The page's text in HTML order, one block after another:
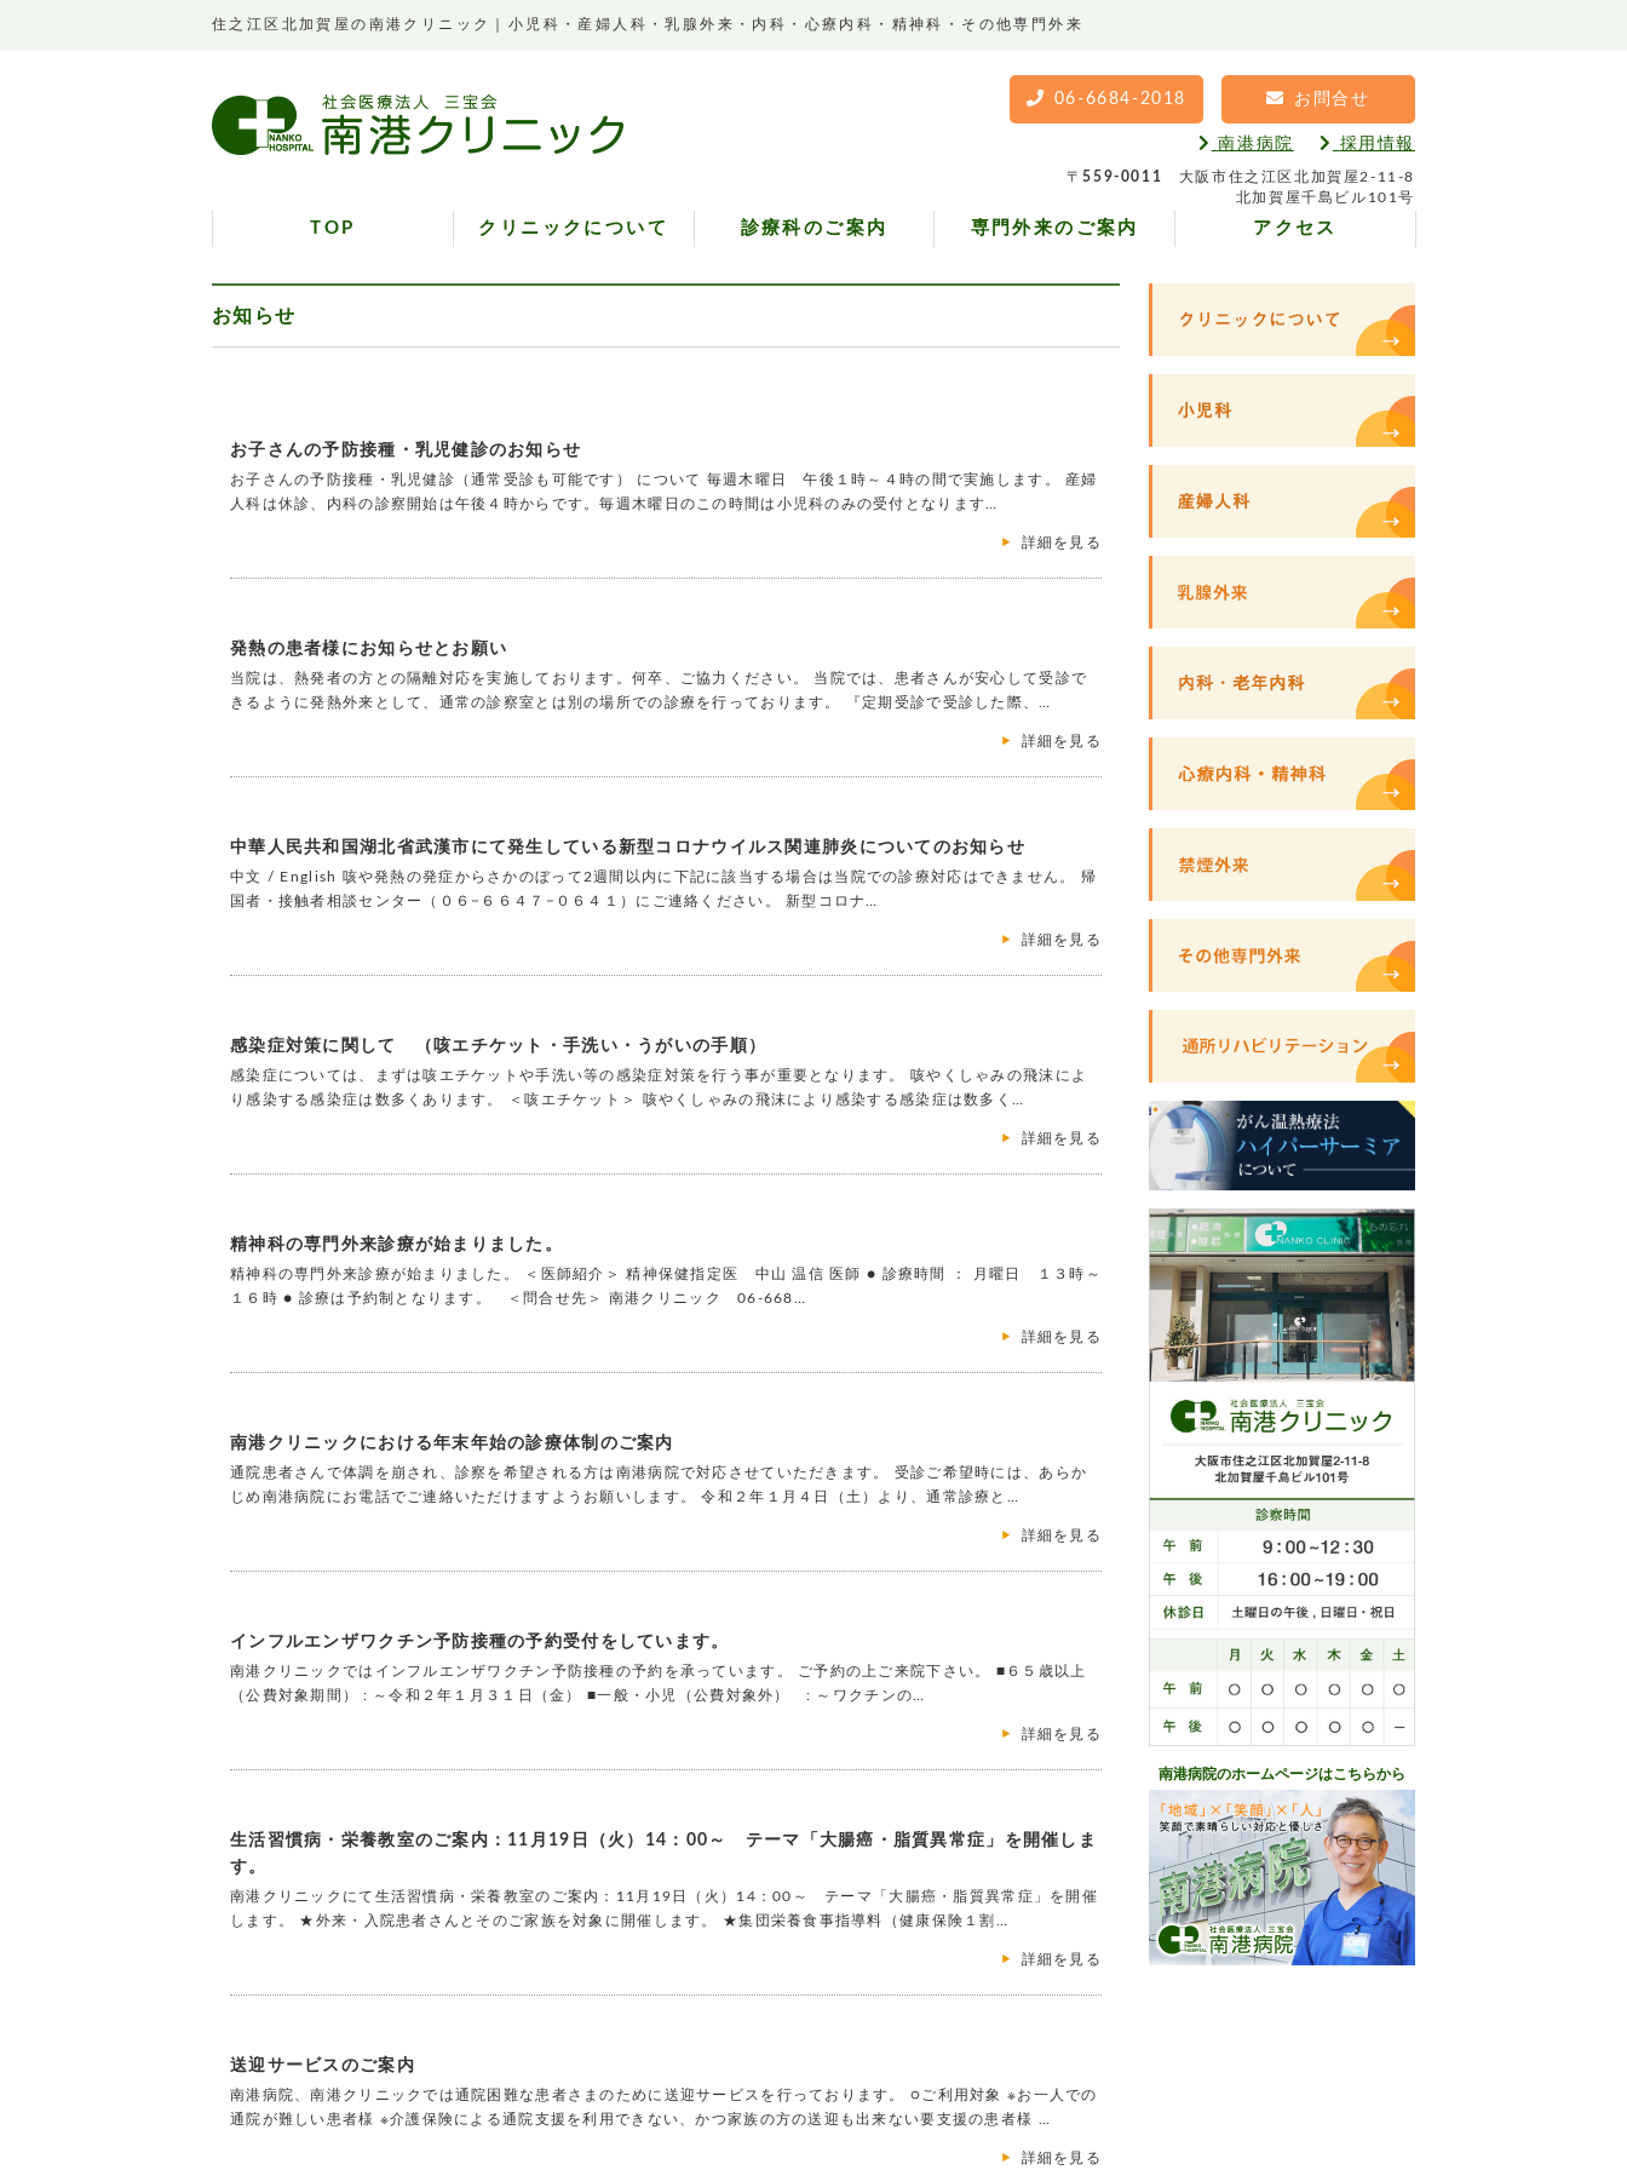
住之江区北加賀屋の南港クリニック｜小児科・産婦人科・乳腺外来・内科・心療内科・精神科・その他専門外来
06-6684-2018 お問合せ
南港病院 採用情報
〒559-0011
大阪市住之江区北加賀屋2-11-8
北加賀屋千島ビル101号
TOP クリニックについて 診療科のご案内 専門外来のご案内 アクセス
お知らせ
お子さんの予防接種・乳児健診のお知らせ
お子さんの予防接種・乳児健診（通常受診も可能です） について 毎週木曜日 午後１時～４時の間で実施します。 産婦
人科は休診、内科の診察開始は午後４時からです。毎週木曜日のこの時間は小児科のみの受付となります…
詳細を見る
発熱の患者様にお知らせとお願い
当院は、熱発者の方との隔離対応を実施しております。何卒、ご協力ください。 当院では、患者さんが安心して受診で
きるように発熱外来として、通常の診察室とは別の場所での診療を行っております。 『定期受診で受診した際、…
詳細を見る
中華人民共和国湖北省武漢市にて発生している新型コロナウイルス関連肺炎についてのお知らせ
中文 / English 咳や発熱の発症からさかのぼって2週間以内に下記に該当する場合は当院での診療対応はできません。 帰
国者・接触者相談センター（０６−６６４７−０６４１）にご連絡ください。 新型コロナ…
詳細を見る
感染症対策に関して （咳エチケット・手洗い・うがいの手順）
感染症については、まずは咳エチケットや手洗い等の感染症対策を行う事が重要となります。 咳やくしゃみの飛沫によ
り感染する感染症は数多くあります。 ＜咳エチケット＞ 咳やくしゃみの飛沫により感染する感染症は数多く…
詳細を見る
精神科の専門外来診療が始まりました。
精神科の専門外来診療が始まりました。 ＜医師紹介＞ 精神保健指定医 中山 温信 医師 ● 診療時間 ： 月曜日 １３時～
１６時 ● 診療は予約制となります。 ＜問合せ先＞ 南港クリニック 06-668…
詳細を見る
南港クリニックにおける年末年始の診療体制のご案内
通院患者さんで体調を崩され、診察を希望される方は南港病院で対応させていただきます。 受診ご希望時には、あらか
じめ南港病院にお電話でご連絡いただけますようお願いします。 令和２年１月４日（土）より、通常診療と…
詳細を見る
インフルエンザワクチン予防接種の予約受付をしています。
南港クリニックではインフルエンザワクチン予防接種の予約を承っています。 ご予約の上ご来院下さい。 ■６５歳以上
（公費対象期間） : ～令和２年１月３１日（金） ■一般・小児（公費対象外） : ～ワクチンの…
詳細を見る
生活習慣病・栄養教室のご案内：11月19日（火）14：00～ テーマ「大腸癌・脂質異常症」を開催しま
す。
南港クリニックにて生活習慣病・栄養教室のご案内：11月19日（火）14：00～ テーマ「大腸癌・脂質異常症」を開催
します。 ★外来・入院患者さんとそのご家族を対象に開催します。 ★集団栄養食事指導料（健康保険１割…
詳細を見る
送迎サービスのご案内
南港病院、南港クリニックでは通院困難な患者さまのために送迎サービスを行っております。 ○ご利用対象 ※お一人での
通院が難しい患者様 ※介護保険による通院支援を利用できない、かつ家族の方の送迎も出来ない要支援の患者様 …
詳細を見る
南港病院のホームページはこちらから